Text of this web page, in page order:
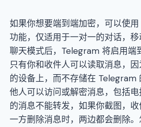
如果你想要端到端加密，可以使
功能，仅适用于一对一的对话，
聊天模式后，Telegram 将启用端
只有你和收件人可以读取消息，
的设备上，而不存储在 Telegram
他人可以访问或解密消息，包括
的消息不能转发，如果你截图，
一方删除消息时，两边都会删除。